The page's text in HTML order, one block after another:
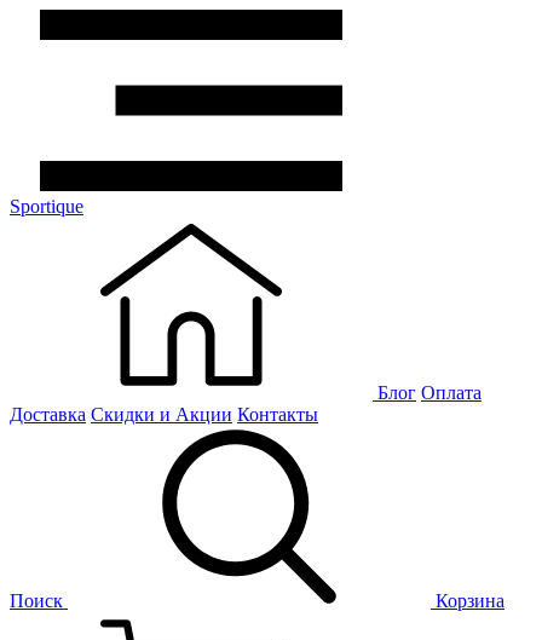
Sportique
Блог Оплата
Доставка Скидки и Акции Контакты
Поиск Корзина